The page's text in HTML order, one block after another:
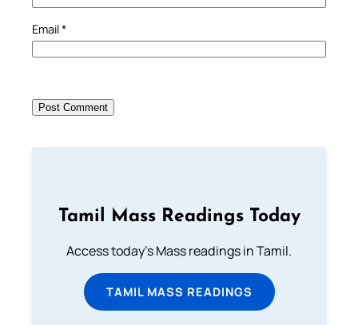
Email*
Tamil Mass Readings Today
Access today's Mass readings in Tamil.
TAMIL MASS READINGS